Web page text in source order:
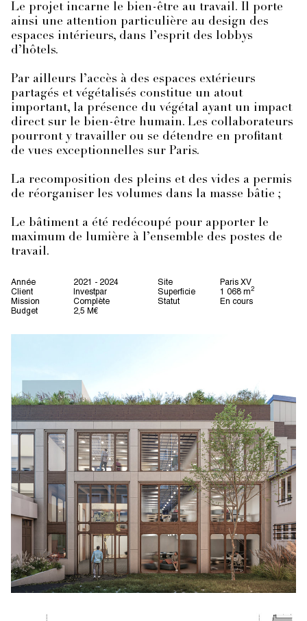
Le projet incarne le bien-être au travail. Il porte
ainsi une attention particulière au design des
espaces intérieurs, dans l’esprit des lobbys
d’hôtels.
Par ailleurs l’accès à des espaces extérieurs
partagés et végétalisés constitue un atout
important, la présence du végétal ayant un impact
direct sur le bien-être humain. Les collaborateurs
pourront y travailler ou se détendre en profitant
de vues exceptionnelles sur Paris.
La recomposition des pleins et des vides a permis
de réorganiser les volumes dans la masse bâtie ;
Le bâtiment a été redécoupé pour apporter le
maximum de lumière à l’ensemble des postes de
travail.
Année
2021 - 2024
Client
Investpar
Mission
Complète
Budget
2,5 M€
Site
Paris XV
Superficie
1 068 m2
Statut En cours